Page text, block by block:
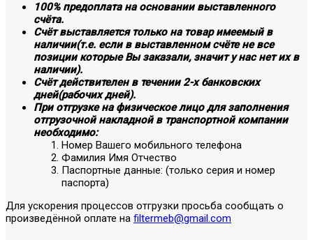
100% предоплата на основании выставленного
счёта.
Счёт выставляется только на товар имеемый в
наличии(т.е. если в выставленном счёте не все
позиции которые Вы заказали, значит у нас нет их в
наличии).
Счёт действителен в течении 2-х банковских
дней(рабочих дней).
При отгрузке на физическое лицо для заполнения
отгрузочной накладной в транспортной компании
необходимо:
Номер Вашего мобильного телефона
Фамилия Имя Отчество
Паспортные данные: (только серия и номер
паспорта)
Для ускорения процессов отгрузки просьба сообщать о
произведённой оплате на filtermeb@gmail.com